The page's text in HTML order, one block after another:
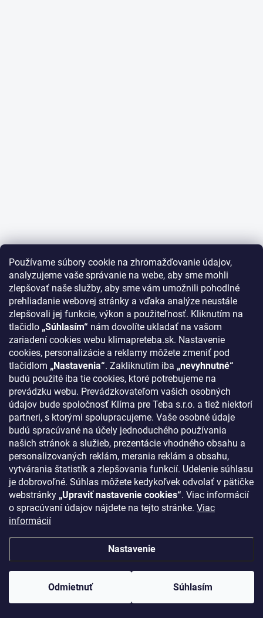
Používame súbory cookie na zhromažďovanie údajov,
analyzujeme vaše správanie na webe, aby sme mohli
zlepšovať naše služby, aby sme vám umožnili pohodlné
prehliadanie webovej stránky a vďaka analýze neustále
zlepšovali jej funkcie, výkon a použiteľnosť. Kliknutím na
tlačidlo „Súhlasím“ nám dovolíte ukladať na vašom
zariadení cookies webu klimapreteba.sk. Nastavenie
cookies, personalizácie a reklamy môžete zmeniť pod
tlačidlom „Nastavenia“. Zakliknutím iba „nevyhnutné“
budú použité iba tie cookies, ktoré potrebujeme na
prevádzku webu. Prevádzkovateľom vašich osobných
údajov bude spoločnosť Klíma pre Teba s.r.o. a tiež niektorí
partneri, s ktorými spolupracujeme. Vaše osobné údaje
budú spracúvané na účely jednoduchého používania
našich stránok a služieb, prezentácie vhodného obsahu a
personalizovaných reklám, merania reklám a obsahu,
vytvárania štatistík a zlepšovania funkcií. Udelenie súhlasu
je dobrovoľné. Súhlas môžete kedykoľvek odvolať v pätičke
webstránky „Upraviť nastavenie cookies“. Viac informácií
o spracúvaní údajov nájdete na tejto stránke. Viac
informácií
Nastavenie
Odmietnuť Súhlasím